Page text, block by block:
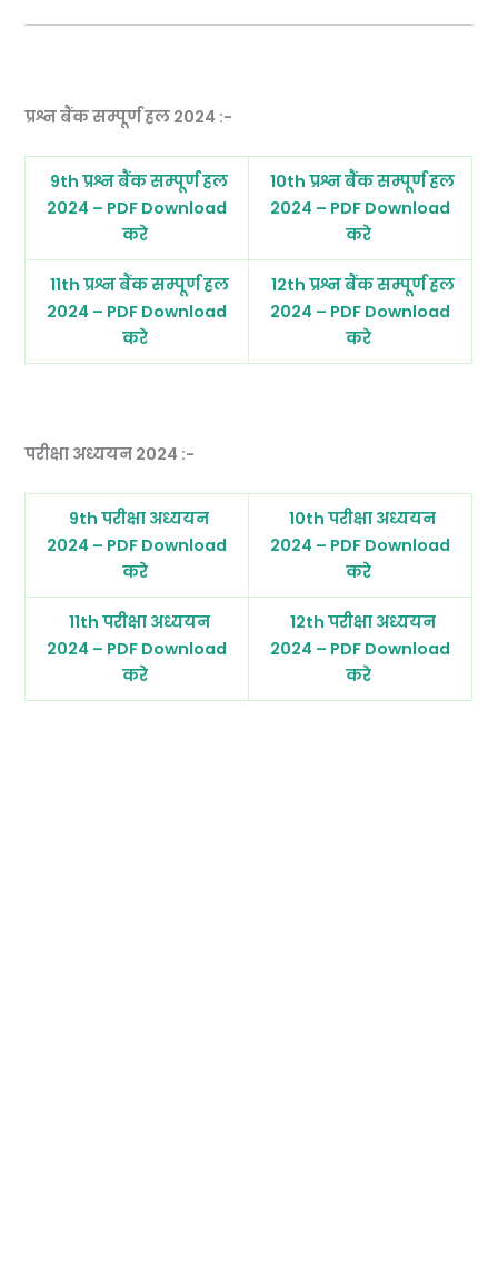
प्रश्न बैंक सम्पूर्ण हल 2024 :-
9th प्रश्न बैंक सम्पूर्ण हल
2024 – PDF Download
करे
10th प्रश्न बैंक सम्पूर्ण हल
2024 – PDF Download
करे
11th प्रश्न बैंक सम्पूर्ण हल
2024 – PDF Download
करे
12th प्रश्न बैंक सम्पूर्ण हल
2024 – PDF Download
करे
परीक्षा अध्ययन 2024 :-
9th परीक्षा अध्ययन
2024 – PDF Download
करे
10th परीक्षा अध्ययन
2024 – PDF Download
करे
11th परीक्षा अध्ययन
2024 – PDF Download
करे
12th परीक्षा अध्ययन
2024 – PDF Download
करे